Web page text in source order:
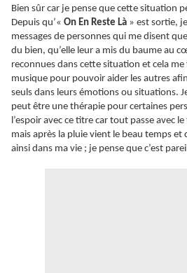
Bien sûr car je pense que cette situation
Depuis qu’« On En Reste Là » est sortie,
messages de personnes qui me disent
du bien, qu’elle leur a mis du baume au
reconnues dans cette situation et cela
musique pour pouvoir aider les autres
seuls dans leurs émotions ou situations.
peut être une thérapie pour certaines
l’espoir avec ce titre car tout passe avec
mais après la pluie vient le beau temps et
ainsi dans ma vie ; je pense que c’est